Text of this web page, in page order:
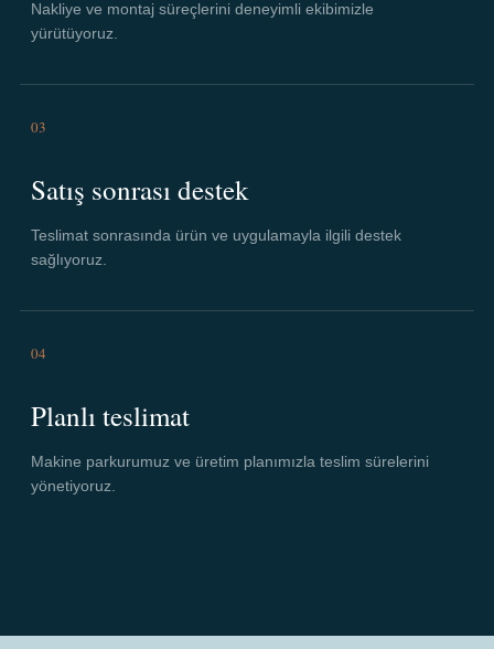
Nakliye ve montaj süreçlerini deneyimli ekibimizle
yürütüyoruz.
03
Satış sonrası destek
Teslimat sonrasında ürün ve uygulamayla ilgili destek
sağlıyoruz.
04
Planlı teslimat
Makine parkurumuz ve üretim planımızla teslim sürelerini
yönetiyoruz.